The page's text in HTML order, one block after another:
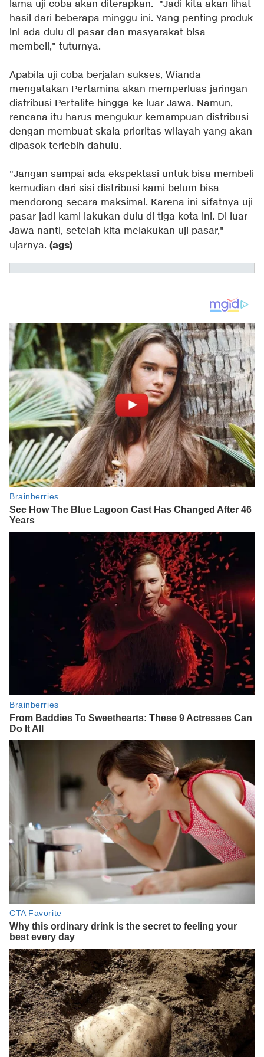
lama uji coba akan diterapkan. "Jadi kita akan lihat
hasil dari beberapa minggu ini. Yang penting produk
ini ada dulu di pasar dan masyarakat bisa
membeli," tuturnya.
Apabila uji coba berjalan sukses, Wianda
mengatakan Pertamina akan memperluas jaringan
distribusi Pertalite hingga ke luar Jawa. Namun,
rencana itu harus mengukur kemampuan distribusi
dengan membuat skala prioritas wilayah yang akan
dipasok terlebih dahulu.
"Jangan sampai ada ekspektasi untuk bisa membeli
kemudian dari sisi distribusi kami belum bisa
mendorong secara maksimal. Karena ini sifatnya uji
pasar jadi kami lakukan dulu di tiga kota ini. Di luar
Jawa nanti, setelah kita melakukan uji pasar,"
ujarnya. (ags)